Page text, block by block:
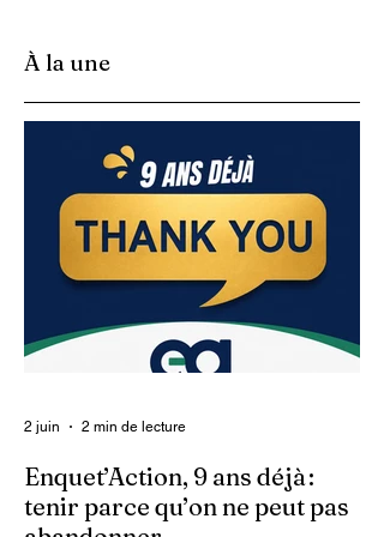
À la une
Enquet’Action, 9 ans déjà :
tenir parce qu’on ne peut pas
2 juin 2 min de lecture